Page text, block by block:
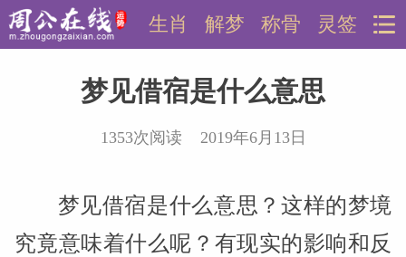
灵签
称骨
解梦
生肖
梦见借宿是什么意思
1353次阅读 2019年6月13日
梦见借宿是什么意思？这样的梦境
究竟意味着什么呢？有现实的影响和反